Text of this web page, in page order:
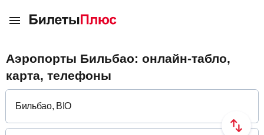
Аэропорты Бильбао: онлайн-табло,
карта, телефоны